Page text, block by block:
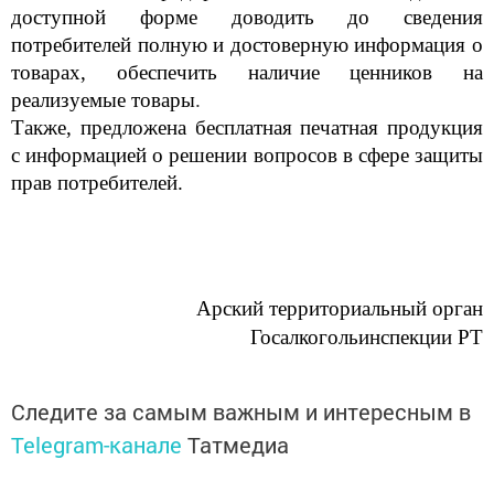
потребителей
полную и достоверн
информация о
товарах, обеспечить наличие ценников на
реализуемые товары.
Также, предложена бесплатная печатная продукция
с информацией о решении вопросов в сфере защиты
прав потребителей.
Госалкогольинспекции РТ
Telegram-каналеТатмедиа